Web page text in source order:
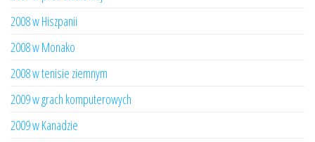
2008 w Hiszpanii
2008 w Monako
2008 w tenisie ziemnym
2009 w grach komputerowych
2009 w Kanadzie